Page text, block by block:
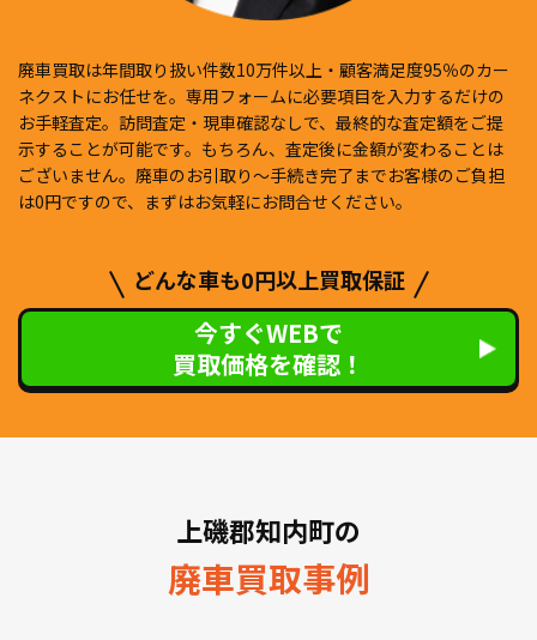
廃車買取は年間取り扱い件数10万件以上・顧客満足度95％のカー
ネクストにお任せを。専用フォームに必要項目を入力するだけの
お手軽査定。訪問査定・現車確認なしで、最終的な査定額をご提
示することが可能です。もちろん、査定後に金額が変わることは
ございません。廃車のお引取り〜手続き完了までお客様のご負担
は0円ですので、まずはお気軽にお問合せください。
どんな車も0円以上買取保証
今すぐWEBで
買取価格を確認！
上磯郡知内町の
廃車買取事例